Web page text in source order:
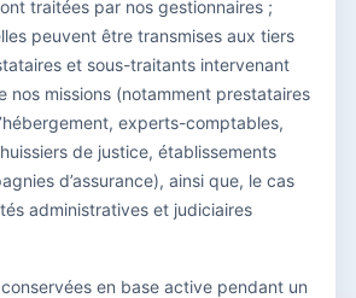
traitées par nos gestionnaires ;
peuvent être transmises aux tiers
et sous-traitants intervenant
nos missions (notamment prestataires
experts-comptables,
de justice, établissements
d’assurance), ainsi que, le cas
administratives et judiciaires
en base active pendant un